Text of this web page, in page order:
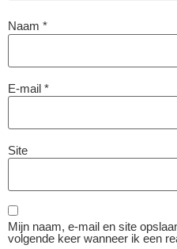
Naam *
E-mail *
Site
Mijn naam, e-mail en site
volgende keer wanneer ik een